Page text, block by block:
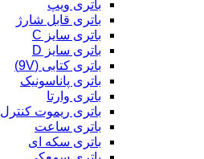
باتری ویپ
باتری قابل شارژ
باتری سایز C
باتری سایز D
باتری کتابی (9V)
باتری پاناسونیک
باتری وارتا
باتری ریموت کنترل
باتری ساعت
باتری سکه ای